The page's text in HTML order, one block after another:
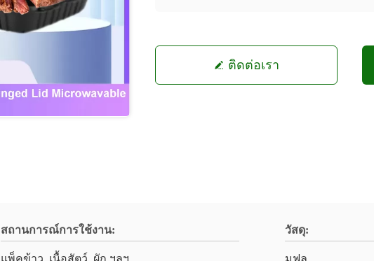
ติดต่อเรา
สถานการณ์การใช้งาน:
แพ็คข้าว, เนื้อสัตว์, ผัก ฯลฯ
วัสดุ:
มฟล